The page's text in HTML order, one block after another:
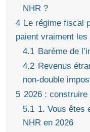
NHR ?
4 Le régime fiscal
paient vraiment
4.1 Barème de
4.2 Revenus
non‑double
5 2026 :
5.1 1. Vous êtes
NHR en 2026